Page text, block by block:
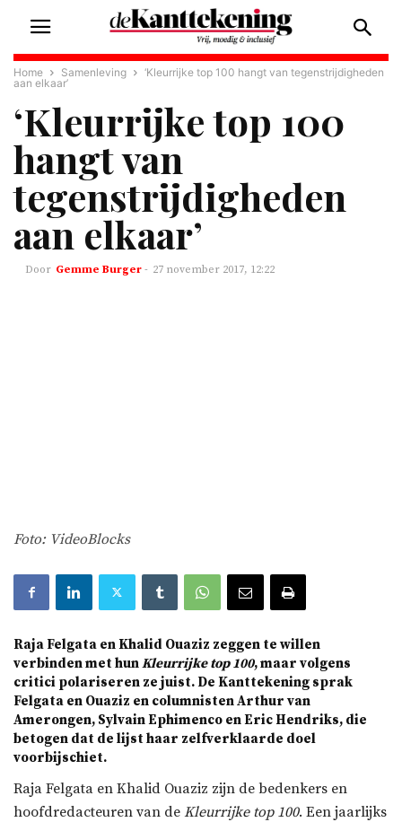
Home Samenleving
‘Kleurrijke top 100 hangt van tegenstrijdigheden
aan elkaar’
‘Kleurrijke top 100
hangt van
tegenstrijdigheden
aan elkaar’
Gemme Burger - 27 november 2017, 12:22
Foto: VideoBlocks
Raja Felgata en Khalid Ouaziz zeggen te willen
verbinden met hunKleurrijke top 100, maar volgens
critici polariseren ze juist. De Kanttekening sprak
Felgata en Ouaziz en columnisten Arthur van
Amerongen, Sylvain Ephimenco en Eric Hendriks, die
betogen dat de lijst haar zelfverklaarde doel
voorbijschiet.
Raja Felgata en Khalid Ouaziz zijn de bedenkers en
hoofdredacteuren van de Kleurrijke top 100. Een jaarlijks